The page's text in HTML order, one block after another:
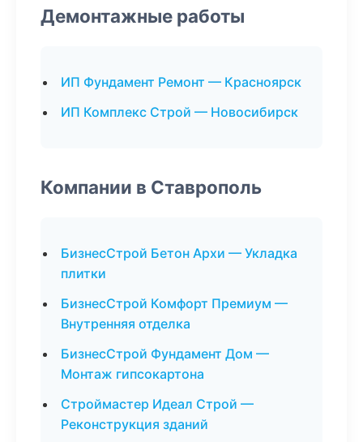
Демонтажные работы
ИП Фундамент Ремонт — Красноярск
ИП Комплекс Строй — Новосибирск
Компании в Ставрополь
БизнесСтрой Бетон Архи — Укладка
плитки
БизнесСтрой Комфорт Премиум —
Внутренняя отделка
БизнесСтрой Фундамент Дом —
Монтаж гипсокартона
Строймастер Идеал Строй —
Реконструкция зданий